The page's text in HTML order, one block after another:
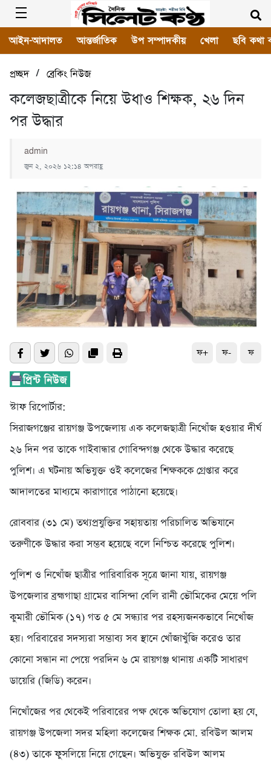
আইন-আদালত আন্তর্জাতিক উপ সম্পাদকীয় খেলা ছবি কথা
প্রচ্ছদ/ ব্রেকিং নিউজ
কলেজছাত্রীকে নিয়ে উধাও শিক্ষক, ২৬ দিন
পর উদ্ধার
admin
জুন ২, ২০২৬ ১২:১৪ অপরাহ্ণ
ফ+ ফ- ফ
স্টাফ রিপোর্টার:
সিরাজগঞ্জের রায়গঞ্জ উপজেলায় এক কলেজছাত্রী নিখোঁজ হওয়ার দীর্ঘ
২৬ দিন পর তাকে গাইবান্ধার গোবিন্দগঞ্জ থেকে উদ্ধার করেছে
পুলিশ। এ ঘটনায় অভিযুক্ত ওই কলেজের শিক্ষককে গ্রেপ্তার করে
আদালতের মাধ্যমে কারাগারে পাঠানো হয়েছে।
রোববার (৩১ মে) তথ্যপ্রযুক্তির সহায়তায় পরিচালিত অভিযানে
তরুণীকে উদ্ধার করা সম্ভব হয়েছে বলে নিশ্চিত করেছে পুলিশ।
পুলিশ ও নিখোঁজ ছাত্রীর পারিবারিক সূত্রে জানা যায়, রায়গঞ্জ
উপজেলার ব্রহ্মগাছা গ্রামের বাসিন্দা বেলি রানী ভৌমিকের মেয়ে পলি
কুমারী ভৌমিক (১৭) গত ৫ মে সন্ধ্যার পর রহস্যজনকভাবে নিখোঁজ
হয়। পরিবারের সদস্যরা সম্ভাব্য সব স্থানে খোঁজাখুঁজি করেও তার
কোনো সন্ধান না পেয়ে পরদিন ৬ মে রায়গঞ্জ থানায় একটি সাধারণ
ডায়েরি (জিডি) করেন।
নিখোঁজের পর থেকেই পরিবারের পক্ষ থেকে অভিযোগ তোলা হয় যে,
রায়গঞ্জ উপজেলা সদর মহিলা কলেজের শিক্ষক মো. রবিউল আলম
(৪৩) তাকে ফুসলিয়ে নিয়ে গেছেন। অভিযুক্ত রবিউল আলম